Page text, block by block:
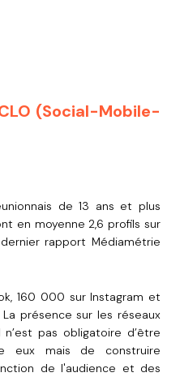
(Social-Mobile-
de 13 ans et plus
en moyenne 2,6 profils sur
rapport Médiamétrie
160 000 sur Instagram et
présence sur les réseaux
pas obligatoire d’être
eux mais de construire
de l'audience et des